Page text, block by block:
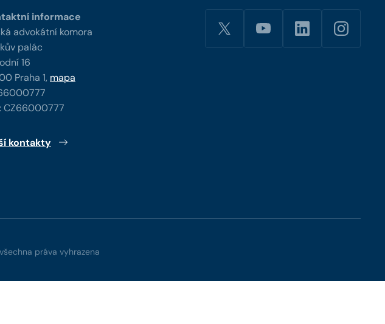
informace
advokátní komora
palác
16
Praha 1, mapa
CZ66000777
kontakty
práva vyhrazena